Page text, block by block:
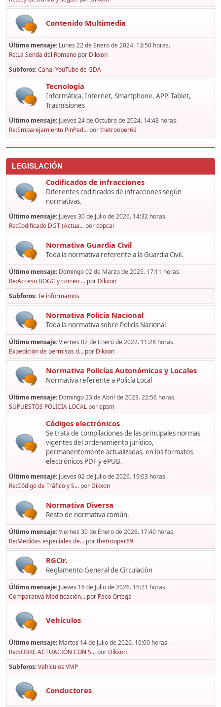
Contenido Multimedia
Último mensaje: Lunes 22 de Enero de 2024. 13:50 horas.
Re:La Senda del Romano por Dikxon
Subforos Canal YouTube de GDA
Tecnología
Informática, Internet, Smartphone, APP, Tablet,
Trasmisiones
Último mensaje: Jueves 24 de Octubre de 2024. 14:48 horas.
Re:Emparejamiento PinPad... porthetrooper69
LEGISLACIÓN
Codificados de infracciones
Diferentes codificados de infracciones según
normativas.
Último mensaje: Jueves 30 de Julio de 2026. 14:32 horas.
Re:Codificado DGT (Actua... porcopcai
Normativa Guardia Civil
Toda la normativa referente a la Guardia Civil.
Último mensaje: Domingo 02 de Marzo de 2025. 17:11 horas.
Re:Acceso BOGC y correo ... por Dikxon
Subforos Te informamos
Normativa Policía Nacional
Toda la normativa sobre Policía Nacional
Último mensaje:Viernes 07 de Enero de 2022. 11:28 horas.
Expedición de permisos d... por Dikxon
Normativa Policías Autonómicas y Locales
Normativa referente a Policía Local
Último mensaje: Domingo 23 de Abril de 2023. 22:56 horas.
SUPUESTOS POLICIA LOCAL porepsm
Códigos electrónicos
Se trata de compilaciones de las principales normas
vigentes del ordenamiento jurídico,
permanentemente actualizadas, en los formatos
electrónicos PDF y ePUB.
Último mensaje: Jueves 02 de Julio de 2026. 19:03 horas.
Re:Código de Tráfico y S... por Dikxon
Normativa Diversa
Resto de normativa común.
Último mensaje:Viernes 30 de Enero de 2026. 17:40 horas.
Re:Medidas especiales de... porthetrooper69
RGCir.
Reglamento General de Circulación
Último mensaje: Jueves 16 de Julio de 2026. 15:21 horas.
Comparativa Modificación... por Paco Ortega
Vehículos
Último mensaje: Martes 14 de Julio de 2026. 10:00 horas.
Re:SOBRE ACTUACIÓN CON S... por Dikxon
Subforos Vehículos VMP
Conductores